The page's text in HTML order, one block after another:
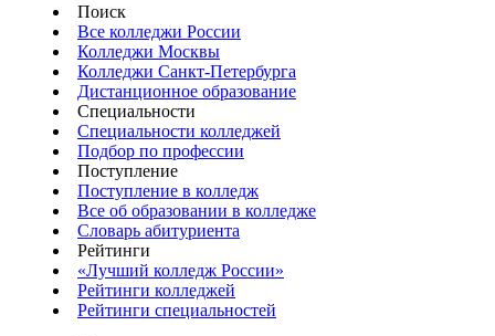
Поиск
Все колледжи России
Колледжи Москвы
Колледжи Санкт-Петербурга
Дистанционное образование
Специальности
Специальности колледжей
Подбор по профессии
Поступление
Поступление в колледж
Все об образовании в колледже
Словарь абитуриента
Рейтинги
«Лучший колледж России»
Рейтинги колледжей
Рейтинги специальностей